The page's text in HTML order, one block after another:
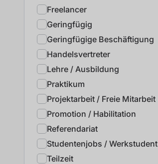
Freelancer
Geringfügig
Geringfügige Beschäftigung
Handelsvertreter
Lehre / Ausbildung
Praktikum
Projektarbeit / Freie Mitarbeit
Promotion / Habilitation
Referendariat
Studentenjobs / Werkstudent
Teilzeit